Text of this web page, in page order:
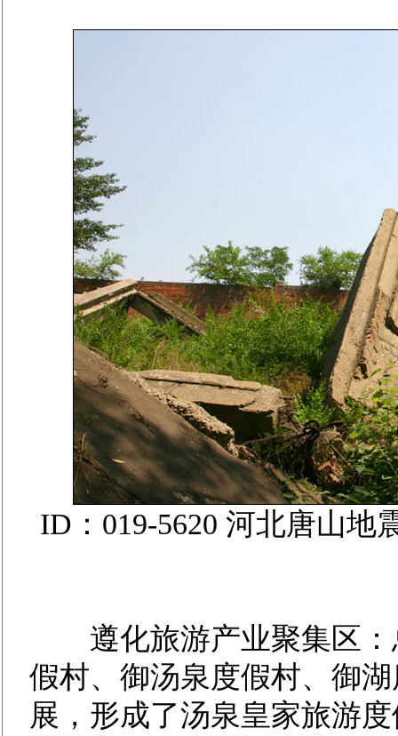
ID：019-5620 河北唐山
遵化旅游产业聚集区：
假村、御汤泉度假村、御
展，形成了汤泉皇家旅游